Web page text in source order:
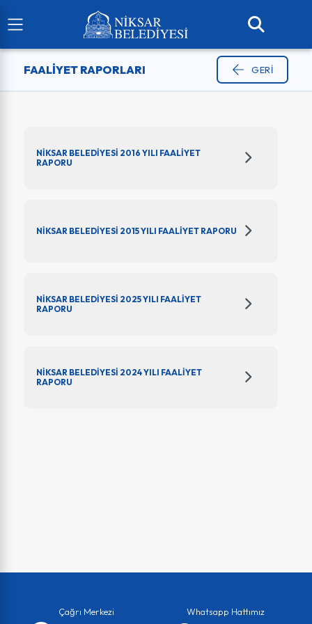
FAALIYET RAPORLARI GERI
NİKSAR BELEDİYESİ 2016 YILI FAALİYET
RAPORU
NİKSAR BELEDİYESİ 2015 YILI FAALİYET RAPORU
NİKSAR BELEDİYESİ 2025 YILI FAALİYET
RAPORU
NİKSAR BELEDİYESİ 2024 YILI FAALİYET
RAPORU
Çağrı Merkezi Whatsapp Hattımız